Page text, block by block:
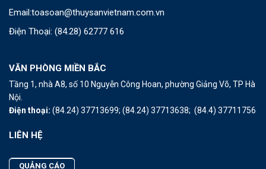
Email:toasoan@thuysanvietnam.com.vn
Điện Thoại: (84.28) 62777 616
VĂN PHÒNG MIỀN BẮC
Tầng 1, nhà A8, số 10 Nguyễn Công Hoan, phường Giảng Võ, TP Hà
Nội.
Điện thoại: (84.24) 37713699; (84.24) 37713638; (84.4) 37711756
LIÊN HỆ
QUẢNG CÁO